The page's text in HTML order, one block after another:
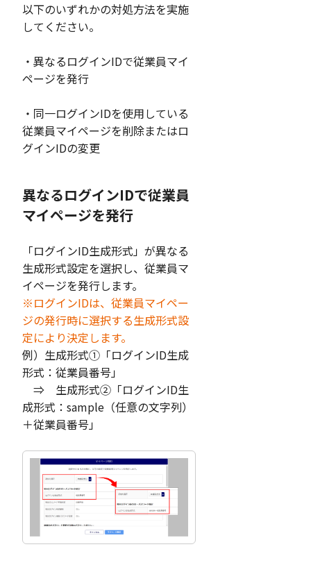
以下のいずれかの対処方法を実施
してください。
・異なるログインIDで従業員マイ
ページを発行
・同一ログインIDを使用している
従業員マイページを削除またはロ
グインIDの変更
異なるログインIDで従業員
マイページを発行
「ログインID生成形式」が異なる
生成形式設定を選択し、従業員マ
イページを発行します。
※ログインIDは、従業員マイペー
ジの発行時に選択する生成形式設
定により決定します。
例）生成形式①「ログインID生成
形式：従業員番号」
⇒ 生成形式②「ログインID生
成形式：sample（任意の文字列）
＋従業員番号」